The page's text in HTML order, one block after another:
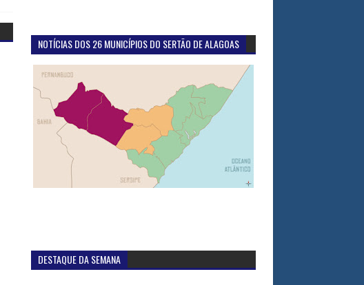
NOTÍCIAS DOS 26 MUNICÍPIOS DO SERTÃO DE ALAGOAS
DESTAQUE DA SEMANA